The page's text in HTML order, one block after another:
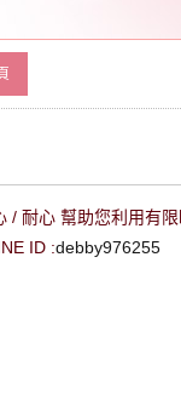
/ 耐心 幫助您利用有
ID :debby976255